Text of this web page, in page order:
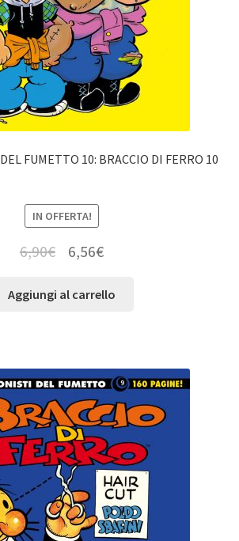
FUMETTO 10: BRACCIO DI FERRO 10
IN OFFERTA!
6,90€ 6,56€
Aggiungi al carrello